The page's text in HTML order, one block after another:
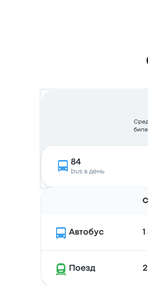
84
bus в день
Автобус
Поезд